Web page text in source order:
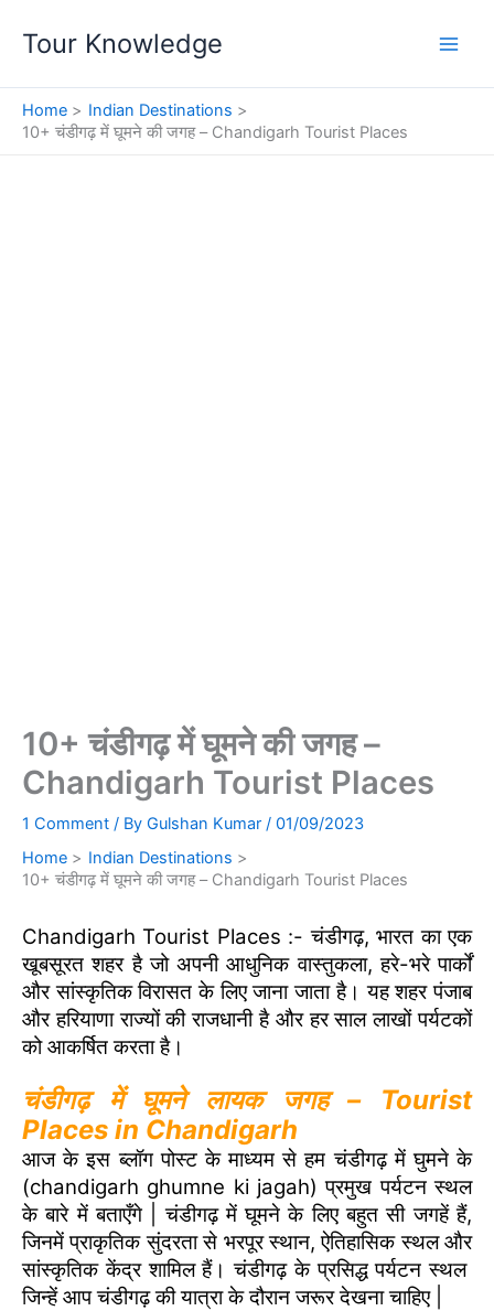
Tour Knowledge
Home
Indian Destinations
10+ चंडीगढ़ में घूमने की जगह – Chandigarh Tourist Places
10+ चंडीगढ़ में घूमने की जगह –
Chandigarh Tourist Places
1 Comment / By Gulshan Kumar / 01/09/2023
Home
Indian Destinations
10+ चंडीगढ़ में घूमने की जगह – Chandigarh Tourist Places
Chandigarh Tourist Places :- चंडीगढ़, भारत का एक
खूबसूरत शहर है जो अपनी आधुनिक वास्तुकला, हरे-भरे पार्कों
और सांस्कृतिक विरासत के लिए जाना जाता है। यह शहर पंजाब
और हरियाणा राज्यों की राजधानी है और हर साल लाखों पर्यटकों
को आकर्षित करता है।
चंडीगढ़ में घूमने लायक जगह – Tourist
Places in Chandigarh
आज के इस ब्लॉग पोस्ट के माध्यम से हम चंडीगढ़ में घुमने के
(chandigarh ghumne ki jagah) प्रमुख पर्यटन स्थल
के बारे में बताएँगे | चंडीगढ़ में घूमने के लिए बहुत सी जगहें हैं,
जिनमें प्राकृतिक सुंदरता से भरपूर स्थान, ऐतिहासिक स्थल और
सांस्कृतिक केंद्र शामिल हैं। चंडीगढ़ के प्रसिद्ध पर्यटन स्थल
जिन्हें आप चंडीगढ़ की यात्रा के दौरान जरूर देखना चाहिए |